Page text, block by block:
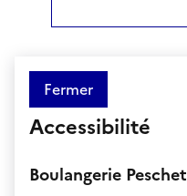
Fermer
Accessibilité
Boulangerie Peschet